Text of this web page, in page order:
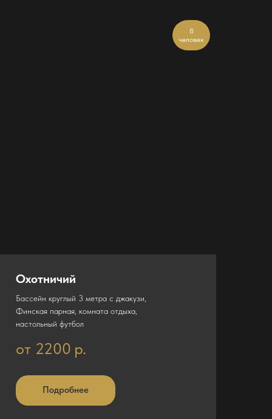
8
человек
Охотничий
Бассейн круглый 3 метра с джакузи,
Финская парная, комната отдыха,
настольный футбол
от 2200 р.
Подробнее